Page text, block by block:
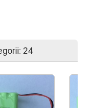
24